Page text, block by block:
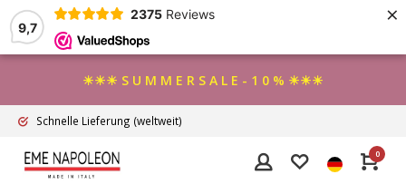
9,7
2375 Reviews ×
☀☀☀ S U M M E R S A L E - 1 0 % ☀☀☀
Schnelle Lieferung (weltweit)
0